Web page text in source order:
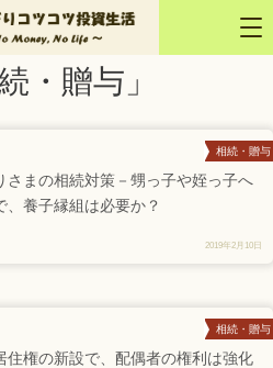
・贈与」
さまの相続対策－甥っ子や姪っ子へ
、養子縁組は必要か？
2019年2月10日
相続・贈与
住権の新設で、配偶者の権利は強化
相続・贈与